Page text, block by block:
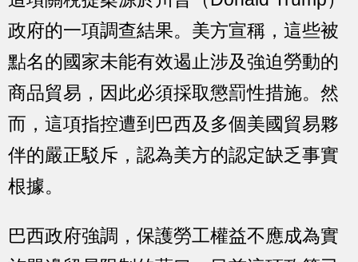
政府的一項調查結果。美方宣稱，這些被
點名的國家未能有效遏止涉及強迫勞動的
商品貿易，因此必須採取懲罰性措施。然
而，這項指控遭到巴西及多個美國貿易夥
伴的嚴正駁斥，認為美方的認定缺乏事實
根據。
巴西政府強調，保護勞工權益不應成為實